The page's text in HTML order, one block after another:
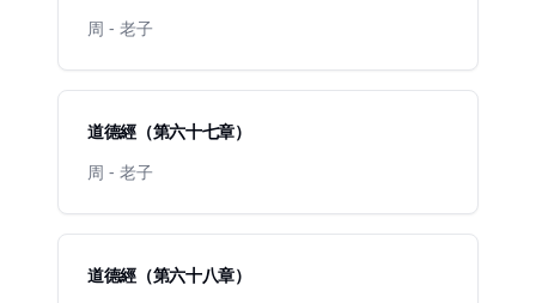
周 - 老子
道德經（第六十七章）
周 - 老子
道德經（第六十八章）